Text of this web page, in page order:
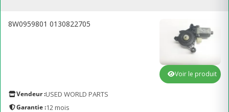
8W0959801 0130822705
Vendeur :USED WORLD PARTS
Garantie :12 mois
Voir le produit